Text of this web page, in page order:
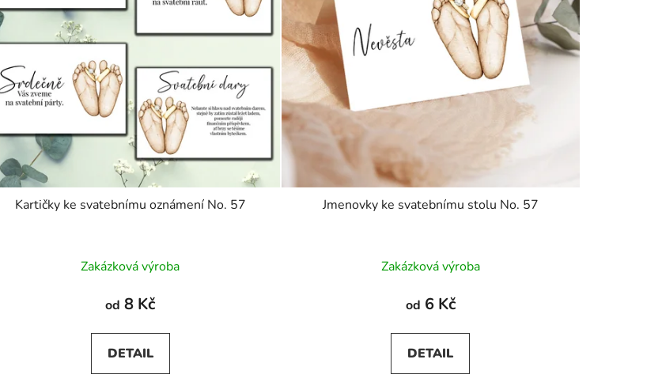
Kartičky ke svatebnímu oznámení No. 57
Zakázková výroba
od 8 Kč
DETAIL
Jmenovky ke svatebnímu stolu No. 57
Zakázková výroba
od 6 Kč
DETAIL